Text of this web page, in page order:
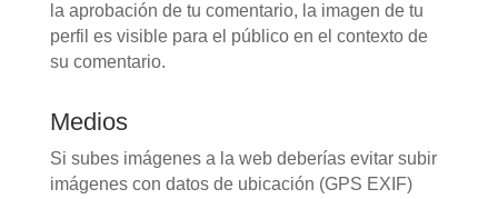
la aprobación de tu comentario, la imagen de tu
perfil es visible para el público en el contexto de
su comentario.
Medios
Si subes imágenes a la web deberías evitar subir
imágenes con datos de ubicación (GPS EXIF)